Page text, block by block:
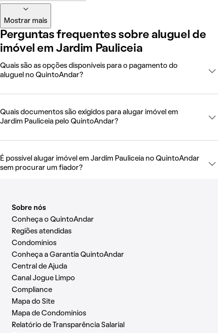
Mostrar mais
Perguntas frequentes sobre aluguel de
imóvel em Jardim Pauliceia
Quais são as opções disponíveis para o pagamento do
aluguel no QuintoAndar?
Quais documentos são exigidos para alugar imóvel em
Jardim Pauliceia pelo QuintoAndar?
É possível alugar imóvel em Jardim Pauliceia no QuintoAndar
sem procurar um fiador?
Sobre nós
Conheça o QuintoAndar
Regiões atendidas
Condomínios
Conheça a Garantia QuintoAndar
Central de Ajuda
Canal Jogue Limpo
Compliance
Mapa do Site
Mapa de Condomínios
Relatório de Transparência Salarial